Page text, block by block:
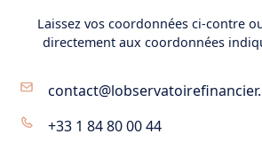
Laissez vos coordonnées ci-contre
directement aux coordonnées
+33 1 84 80 00 44